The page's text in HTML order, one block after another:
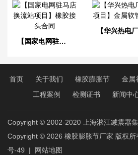
【国家电网驻马店换流站项目】橡胶接头合同
首页 关于我们 橡胶膨胀节 金属
工程案例
检测证书 新闻中
Copyright © 2002-2020 上海淞江减震器
Copyright © 2026 橡胶膨胀节厂家 版权所
号-49 | 网站地图